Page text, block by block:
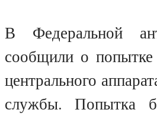
В Федеральной
сообщили о попытке
центрального
службы. Попытка